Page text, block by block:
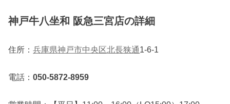
神戸牛八坐和 阪急三宮店の詳細
住所：兵庫県神戸市中央区北長狭通1-6-1
電話：050-5872-8959